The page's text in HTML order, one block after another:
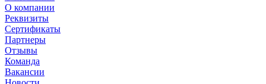
О компании
Реквизиты
Сертификаты
Партнеры
Отзывы
Команда
Вакансии